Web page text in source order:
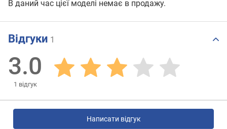
В даний час цієї моделі немає в продажу.
Відгуки 1
3.0
1 відгук
Написати відгук